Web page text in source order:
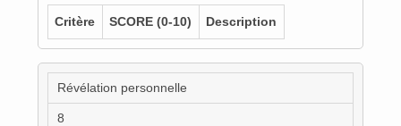
Critère SCORE (0-10) Description
Révélation personnelle
8